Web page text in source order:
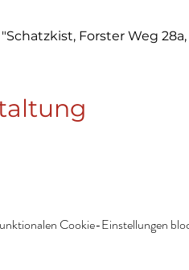
Forster Weg
Cookie-Einstellungen